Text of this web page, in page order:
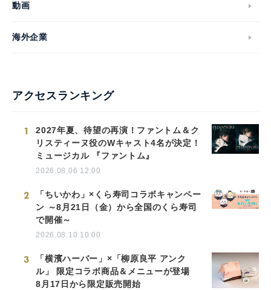
動画
海外企業
アクセスランキング
1
2027年夏、待望の再演！ファントム＆ク
リスティーヌ役のWキャスト4名が決定！
ミュージカル 『ファントム』
2026.08.06 12:00
2
「ちいかわ」×くら寿司コラボキャンペー
ン ～8月21日（金）から全国のくら寿司
で開催～
2026.08.10 10:00
3
「横濱ハーバー」×「柳原良平 アンク
ル」 限定コラボ商品＆メニューが登場
8月17日から限定販売開始